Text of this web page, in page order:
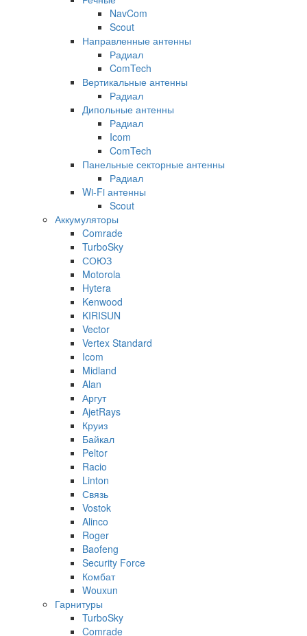
NavCom
Scout
Направленные антенны
Радиал
ComTech
Вертикальные антенны
Радиал
Дипольные антенны
Радиал
Icom
ComTech
Панельные секторные антенны
Радиал
Wi-Fi антенны
Scout
Аккумуляторы
Comrade
TurboSky
СОЮЗ
Motorola
Hytera
Kenwood
KIRISUN
Vector
Vertex Standard
Icom
Midland
Alan
Аргут
AjetRays
Круиз
Байкал
Peltor
Racio
Linton
Связь
Vostok
Alinco
Roger
Baofeng
Security Force
Комбат
Wouxun
Гарнитуры
TurboSky
Comrade